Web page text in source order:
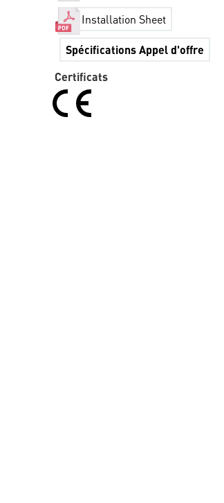
Installation Sheet
Spécifications Appel d'offre
Certificats